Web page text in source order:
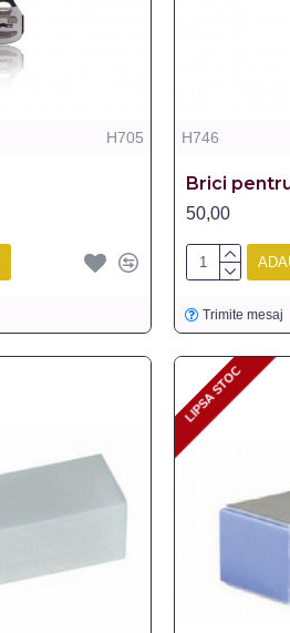
H705 H746
Brici
50,00
Trimite mesaj
LIPSA STOC
LIPSA STOC